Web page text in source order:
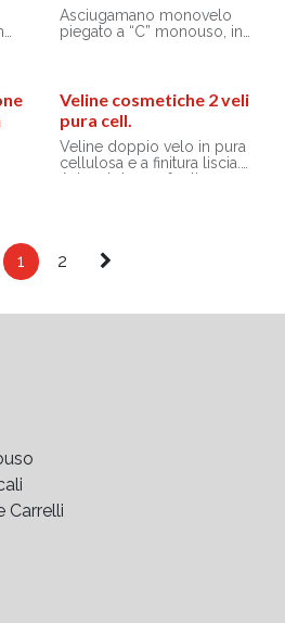
Asciugamano monovelo
piegato a “C” monouso, in
Veline cosmetiche 2 veli
pura cell.
Veline doppio velo in pura
cellulosa e a finitura liscia.
Astucci da 100 fogli.
1 2
Carrelli